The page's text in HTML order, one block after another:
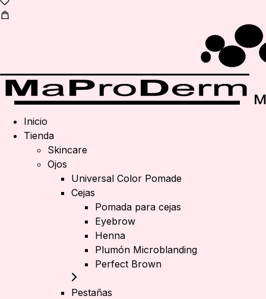
Inicio
Tienda
Skincare
Ojos
Universal Color Pomade
Cejas
Pomada para cejas
Eyebrow
Henna
Plumón Microblanding
Perfect Brown
Pestañas